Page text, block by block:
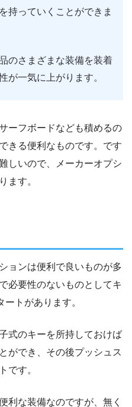
持っていくことができま
のさまざまな装備を装着
が一気に上がります。
ーフボードなども積めるの
きる便利なものです。です
しいので、メーカーオプシ
ます。
ョンは便利で良いものが多
必要性のないものとしてキ
トがあります。
式のキーを所持しておけば
ができ、その後プッシュス
です。
利な装備なのですが、無く